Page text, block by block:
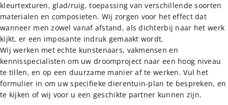
kleurtexturen, glad/ruig, toepassing van verschillende soorten
materialen en composieten. Wij zorgen voor het effect dat
wanneer men zowel vanaf afstand, als dichterbij naar het werk
kijkt, er een imposante indruk gemaakt wordt.
Wij werken met echte kunstenaars, vakmensen en
kennisspecialisten om uw droomproject naar een hoog niveau
te tillen, en op een duurzame manier af te werken. Vul het
formulier in om uw specifieke dierentuin-plan te bespreken, en
te kijken of wij voor u een geschikte partner kunnen zijn.